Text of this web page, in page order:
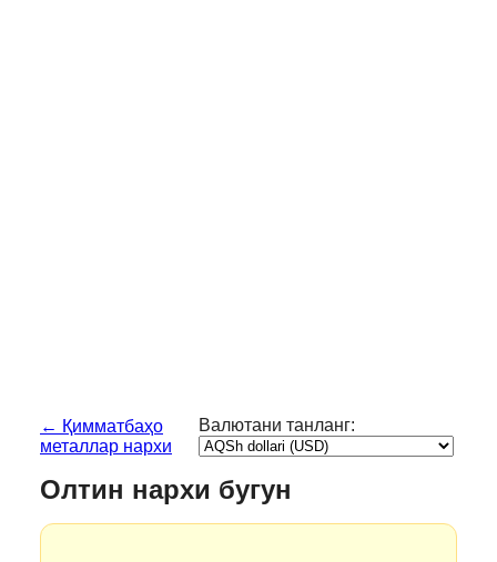
← Қимматбаҳо
металлар нархи
Валютани танланг:
Олтин нархи бугун